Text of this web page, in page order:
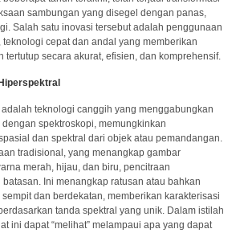
sambungan yang disegel dengan panas,
Salah satu inovasi tersebut adalah penggunaan
, teknologi cepat dan andal yang memberikan
tertutup secara akurat, efisien, dan komprehensif.
teknologi canggih yang menggabungkan
spektroskopi, memungkinkan
dan spektral dari objek atau pemandangan.
tradisional, yang menangkap gambar
merah, hijau, dan biru, pencitraan
Ini menangkap ratusan atau bahkan
dan berdekatan, memberikan karakterisasi
tanda spektral yang unik. Dalam istilah
ini dapat “melihat” melampaui apa yang dapat